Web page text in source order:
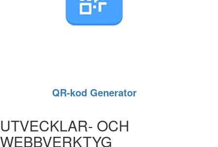
QR‑kod Generator
UTVECKLAR- OCH
WEBBVERKTYG